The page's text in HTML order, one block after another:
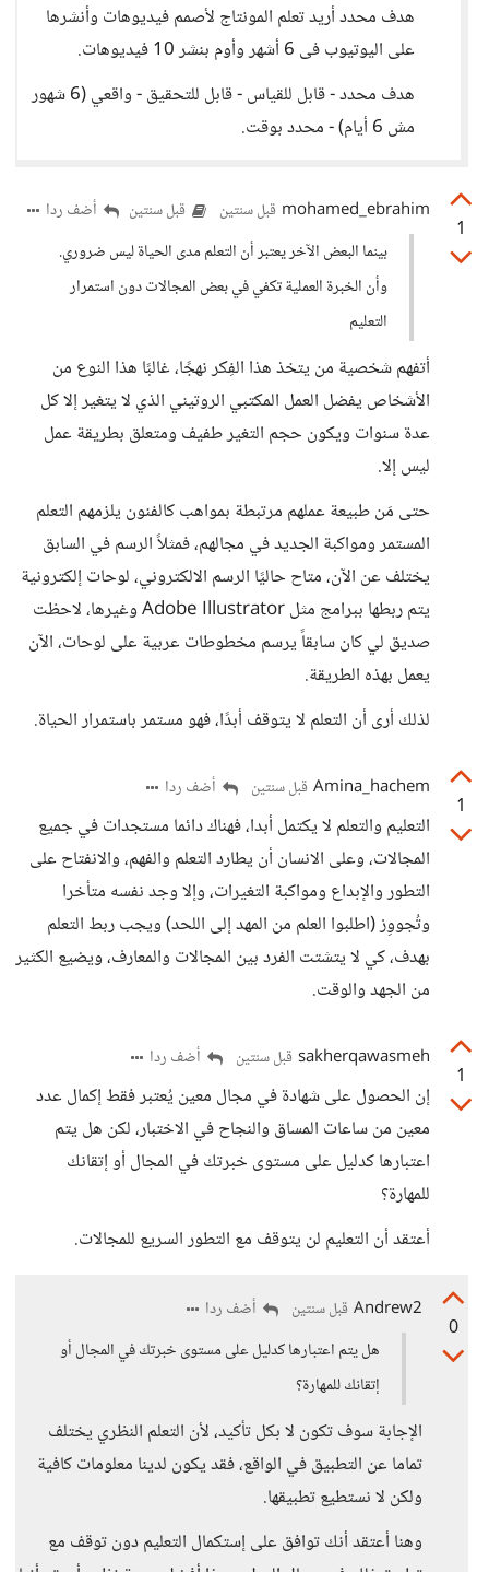
هدف محدد أريد تعلم المونتاج لأصمم فيديوهات وأنشرها
على اليوتيوب فى 6 أشهر وأوم بنشر 10 فيديوهات.
هدف محدد - قابل للقياس - قابل للتحقيق - واقعي (6 شهور
مش 6 أيام) - محدد بوقت.
1
mohamed_ebrahim قبل سنتين قبل سنتين
أضف ردا
بينما البعض الآخر يعتبر أن التعلم مدى الحياة ليس ضروري.
وأن الخبرة العملية تكفي في بعض المجالات دون استمرار
التعليم
أتفهم شخصية من يتخذ هذا الفِكر نهجًا، غالبًا هذا النوع من
الأشخاص يفضل العمل المكتبي الروتيني الذي لا يتغير إلا كل
عدة سنوات ويكون حجم التغير طفيف ومتعلق بطريقة عمل
ليس إلا.
حتى مَن طبيعة عملهم مرتبطة بمواهب كالفنون يلزمهم التعلم
المستمر ومواكبة الجديد في مجالهم، فمثلاً الرسم في السابق
يختلف عن الآن، متاح حاليًا الرسم الالكتروني، لوحات إلكترونية
يتم ربطها ببرامج مثل Adobe Illustrator وغيرها، لاحظت
صديق لي كان سابقاً يرسم مخطوطات عربية على لوحات، الآن
يعمل بهذه الطريقة.
لذلك أرى أن التعلم لا يتوقف أبدًا، فهو مستمر باستمرار الحياة.
1
Amina_hachem قبل سنتين أضف ردا
التعليم والتعلم لا يكتمل أبدا، فهناك دائما مستجدات في جميع
المجالات، وعلى الانسان أن يطارد التعلم والفهم، والانفتاح على
التطور والإبداع ومواكبة التغيرات، وإلا وجد نفسه متأخرا
وتُجووِز (اطلبوا العلم من المهد إلى اللحد) ويجب ربط التعلم
بهدف، كي لا يتشتت الفرد بين المجالات والمعارف، ويضيع الكثير
من الجهد والوقت.
1
sakherqawasmeh قبل سنتين أضف ردا
إن الحصول على شهادة في مجال معين يُعتبر فقط إكمال عدد
معين من ساعات المساق والنجاح في الاختبار، لكن هل يتم
اعتبارها كدليل على مستوى خبرتك في المجال أو إتقانك
للمهارة؟
أعتقد أن التعليم لن يتوقف مع التطور السريع للمجالات.
0
Andrew2 قبل سنتين
أضف ردا
هل يتم اعتبارها كدليل على مستوى خبرتك في المجال أو
إتقانك للمهارة؟
الإجابة سوف تكون لا بكل تأكيد، لأن التعلم النظري يختلف
تماما عن التطبيق في الواقع، فقد يكون لدينا معلومات كافية
ولكن لا نستطيع تطبيقها.
وهنا أعتقد أنك توافق على إستكمال التعليم دون توقف مع